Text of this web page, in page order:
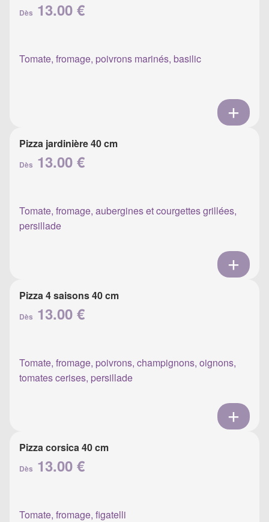
Dès 13.00 €
Tomate, fromage, poivrons marinés, basilic
Pizza jardinière 40 cm
Dès 13.00 €
Tomate, fromage, aubergines et courgettes grillées,
persillade
Pizza 4 saisons 40 cm
Dès 13.00 €
Tomate, fromage, poivrons, champignons, oignons,
tomates cerises, persillade
Pizza corsica 40 cm
Dès 13.00 €
Tomate, fromage, figatelli